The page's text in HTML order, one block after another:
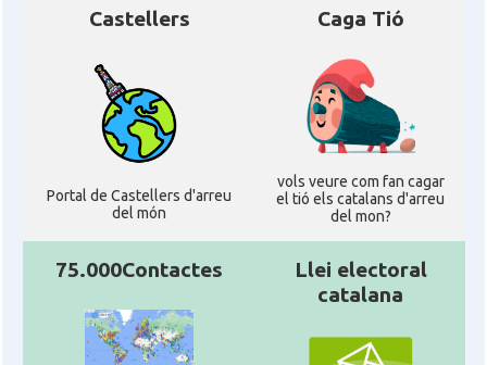
Castellers
Portal de Castellers d'arreu
del món
Caga Tió
vols veure com fan cagar
el tió els catalans d'arreu
del mon?
75.000Contactes
Llei electoral
catalana